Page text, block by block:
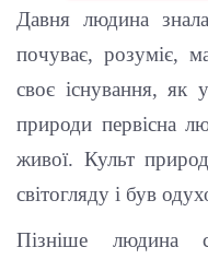
Давня людина
почуває, розуміє,
своє існування, як
природи первісна
живої. Культ
світогляду і був
Пізніше людина